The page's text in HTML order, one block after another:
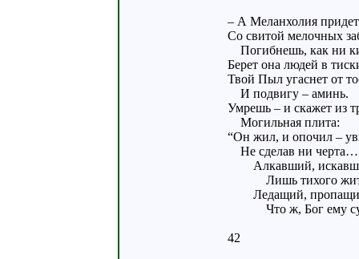
– А Меланхолия придет
Со свитой мелочных
Погибнешь, как ни
Берет она людей в
Твой Пыл угаснет от
И подвигу – аминь.
Умрешь – и скажет из
Могильная плита:
“Он жил, и опочил –
Не сделав ни черта…
Алкавший,
Лишь тихого
Ледащий,
Что ж, Бог ему
42